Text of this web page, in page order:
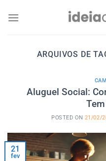
ARQUIVOS DE
Aluguel Social:
POSTED ON 21/02/
21
fev